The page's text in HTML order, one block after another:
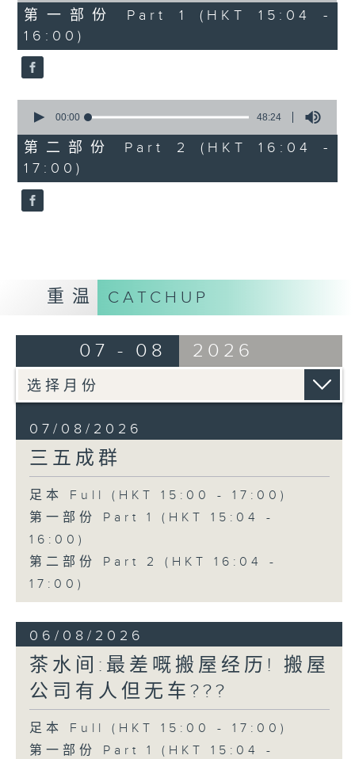
48
minutes,
20
seconds
第一部份 Part 1 (HKT 15:04 -
16:00)
seconds
48
minutes,
24
seconds
00:00 48:24
第二部份 Part 2 (HKT 16:04 -
17:00)
重温 CATCHUP
07 - 08 2026
07/08/2026
三五成群
足本 Full (HKT 15:00 - 17:00)
第一部份 Part 1 (HKT 15:04 -
16:00)
第二部份 Part 2 (HKT 16:04 -
17:00)
06/08/2026
茶水间:最差嘅搬屋经历! 搬屋
公司有人但无车???
足本 Full (HKT 15:00 - 17:00)
第一部份 Part 1 (HKT 15:04 -